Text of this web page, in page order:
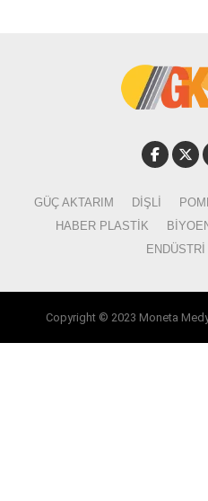
GÜÇ AKTARIM DIŞLI
HABER PLASTIK
ENDÜSTRI
Copyright © 2023 Moneta